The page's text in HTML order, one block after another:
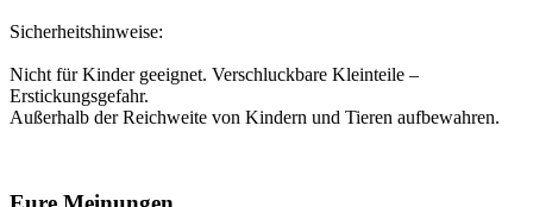
Sicherheitshinweise:
Nicht für Kinder geeignet. Verschluckbare Kleinteile –
Erstickungsgefahr.
Außerhalb der Reichweite von Kindern und Tieren aufbewahren.